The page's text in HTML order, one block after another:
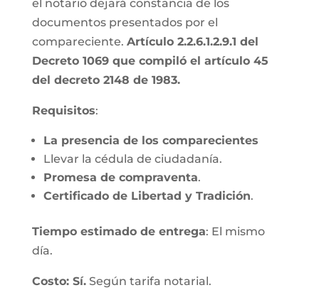
el notario dejará constancia de los
documentos presentados por el
compareciente. Artículo 2.2.6.1.2.9.1 del
Decreto 1069 que compiló el artículo 45
del decreto 2148 de 1983.
Requisitos:
La presencia de los comparecientes
Llevar la cédula de ciudadanía.
Promesa de compraventa.
Certificado de Libertad y Tradición.
Tiempo estimado de entrega: El mismo
día.
Costo: Sí.Según tarifa notarial.